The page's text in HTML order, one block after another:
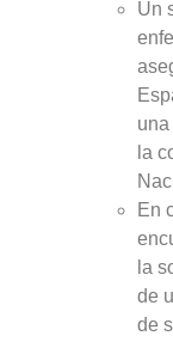
Un
la
En
la
de
de